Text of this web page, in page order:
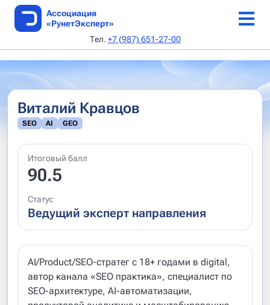
Ассоциация
«РунетЭксперт»
Тел. +7 (987) 651-27-00
Виталий Кравцов
SEO AI GEO
Итоговый балл
90.5
Статус
Ведущий эксперт направления
AI/Product/SEO-стратег с 18+ годами в digital,
автор канала «SEO практика», специалист по
SEO-архитектуре, AI-автоматизации,
SEO AI специалисты
Архив рейтингов
Архив методик
Критерии
Подать заявку
Апелляция
Каталог веб-студий
Реестр сертификатов
Онлайн-конференция 5-6 июня 2026 г
Выдача сертификата
Как стать автором
Каталог статей
Авторы
Устав
Документы
Кодекс этики
Контакты